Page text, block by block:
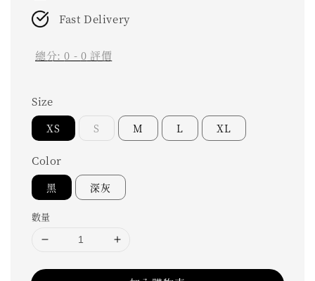
Fast Delivery
總分:0 - 0 評價
Size
XS S M L XL
Color
黑 深灰
數量